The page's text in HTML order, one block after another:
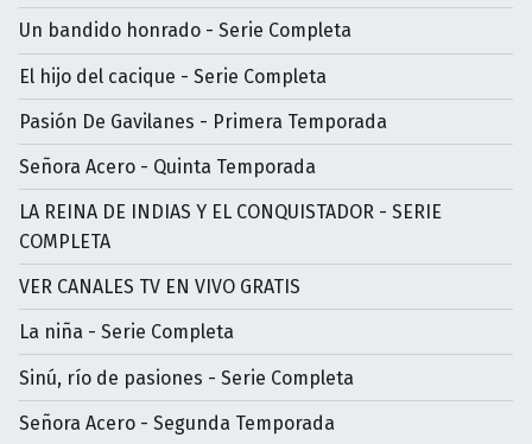
Un bandido honrado - Serie Completa
El hijo del cacique - Serie Completa
Pasión De Gavilanes - Primera Temporada
Señora Acero - Quinta Temporada
LA REINA DE INDIAS Y EL CONQUISTADOR - SERIE
COMPLETA
VER CANALES TV EN VIVO GRATIS
La niña - Serie Completa
Sinú, río de pasiones - Serie Completa
Señora Acero - Segunda Temporada